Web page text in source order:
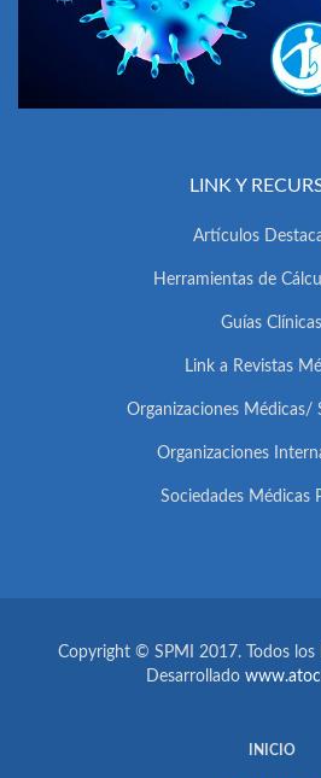
LINK Y
Artículos
Herramientas de
Guías Clínicas
Link a Revistas
Organizaciones Médicas/
Organizaciones
Sociedades Médicas
Copyright © SPMI 2017. Todos los
Desarrollado
INICIO